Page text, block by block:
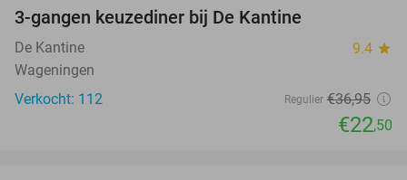
3-gangen keuzediner bij De Kantine
De Kantine 9.4 star
Wageningen
Verkocht: 112
Regulier €36,95
€22,50